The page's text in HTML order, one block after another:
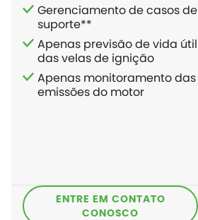
Gerenciamento de casos de
suporte**
Apenas previsão de vida útil
das velas de ignição
Apenas monitoramento das
emissões do motor
ENTRE EM CONTATO
CONOSCO